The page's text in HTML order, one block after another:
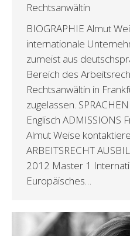
Rechtsanwältin
BIOGRAPHIE Almut
internationale
zumeist aus
Bereich des
Rechtsanwältin in
zugelassen.
Englisch ADMISSIONS
Almut Weise
ARBEITSRECHT
2012 Master 1
Europäisches…